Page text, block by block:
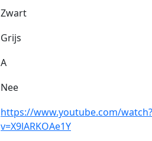
Zwart
Grijs
A
Nee
https://www.youtube.com/watch?
v=X9lARKOAe1Y